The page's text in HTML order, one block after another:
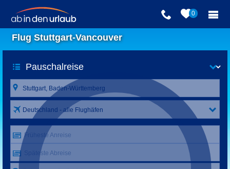
0
Flug Stuttgart-Vancouver
Deutschland - alle Flughäfen
Früheste Anreise
Späteste Abreise